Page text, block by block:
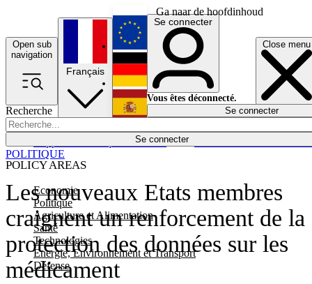
Ga naar de hoofdinhoud
Open sub
navigation
Close menu
Recherche
Se connecter
POLICY AREAS
Economie
Politique
Agriculture et Alimentation
Santé
Technologies
Energie, Environnement et Transport
Défense
Économie
Français
English
Deutsch
Español
Se connecter
Vous êtes déconnecté.
Se connecter
Les nouveaux Etats membres
craignent un renforcement de la
protection des données sur les
médicament
POLITIQUE